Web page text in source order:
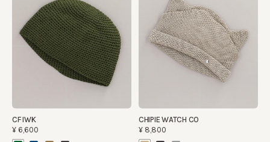
CF IWK
¥6,600
CHIPIE WATCH CO
¥8,800